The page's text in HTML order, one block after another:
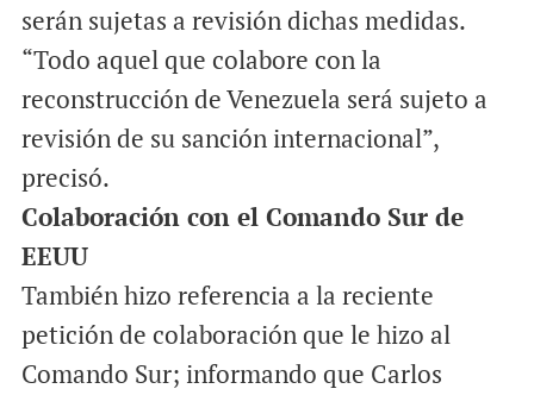
serán sujetas a revisión dichas medidas.
“Todo aquel que colabore con la
reconstrucción de Venezuela será sujeto a
revisión de su sanción internacional”,
precisó.
Colaboración con el Comando Sur de
EEUU
También hizo referencia a la reciente
petición de colaboración que le hizo al
Comando Sur; informando que Carlos